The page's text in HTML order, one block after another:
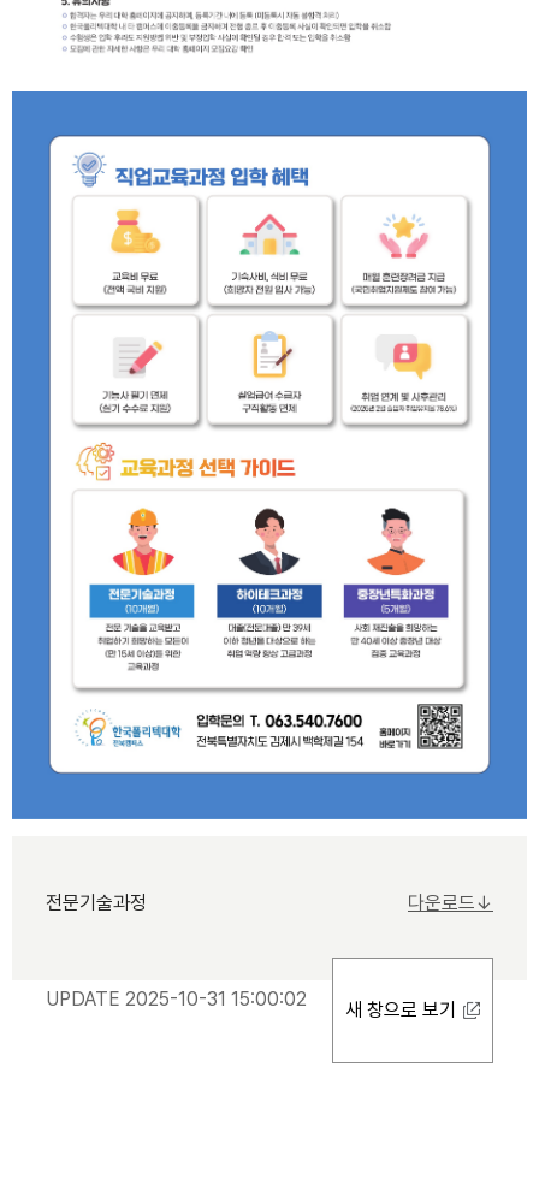
전문기술과정 다운로드↓
UPDATE 2025-10-31 15:00:02 새 창으로 보기